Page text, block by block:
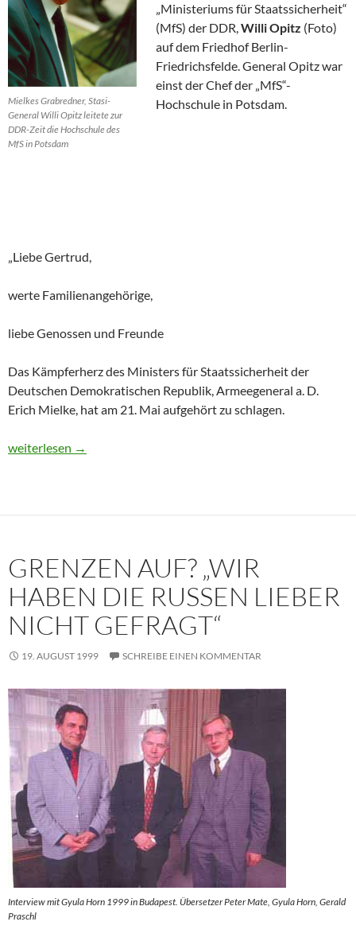
Mielkes Grabredner, Stasi-
General Willi Opitz leitete zur
DDR-Zeit die Hochschule des
MfS in Potsdam
„Ministeriums für Staatssicherheit“
(MfS) der DDR,Willi Opitz (Foto)
auf dem Friedhof Berlin-
Friedrichsfelde. General Opitz war
einst der Chef der „MfS“-
Hochschule in Potsdam.
„Liebe Gertrud,
werte Familienangehörige,
liebe Genossen und Freunde
Das Kämpferherz des Ministers für Staatssicherheit der
Deutschen Demokratischen Republik, Armeegeneral a. D.
Erich Mielke, hat am 21. Mai aufgehört zu schlagen.
Historisches Dokument: Die Trauerrede für Erich Mielke (1907-
weiterlesen →
GRENZEN AUF? „WIR
HABEN DIE RUSSEN LIEBER
NICHT GEFRAGT“
19. AUGUST 1999 SCHREIBE EINEN KOMMENTAR
Interview mit Gyula Horn 1999 in Budapest. Übersetzer Peter Mate, Gyula Horn, Gerald
Praschl